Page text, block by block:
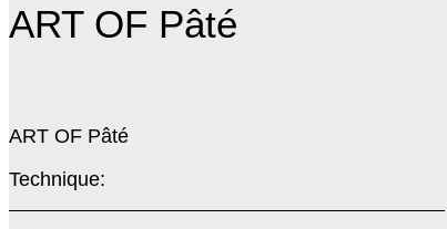
ART OF Pâté
ART OF Pâté
Technique: